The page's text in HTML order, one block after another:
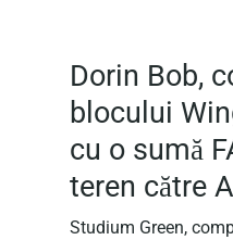
Dorin Bob,
blocului
cu o sumă
teren către
Studium Green,